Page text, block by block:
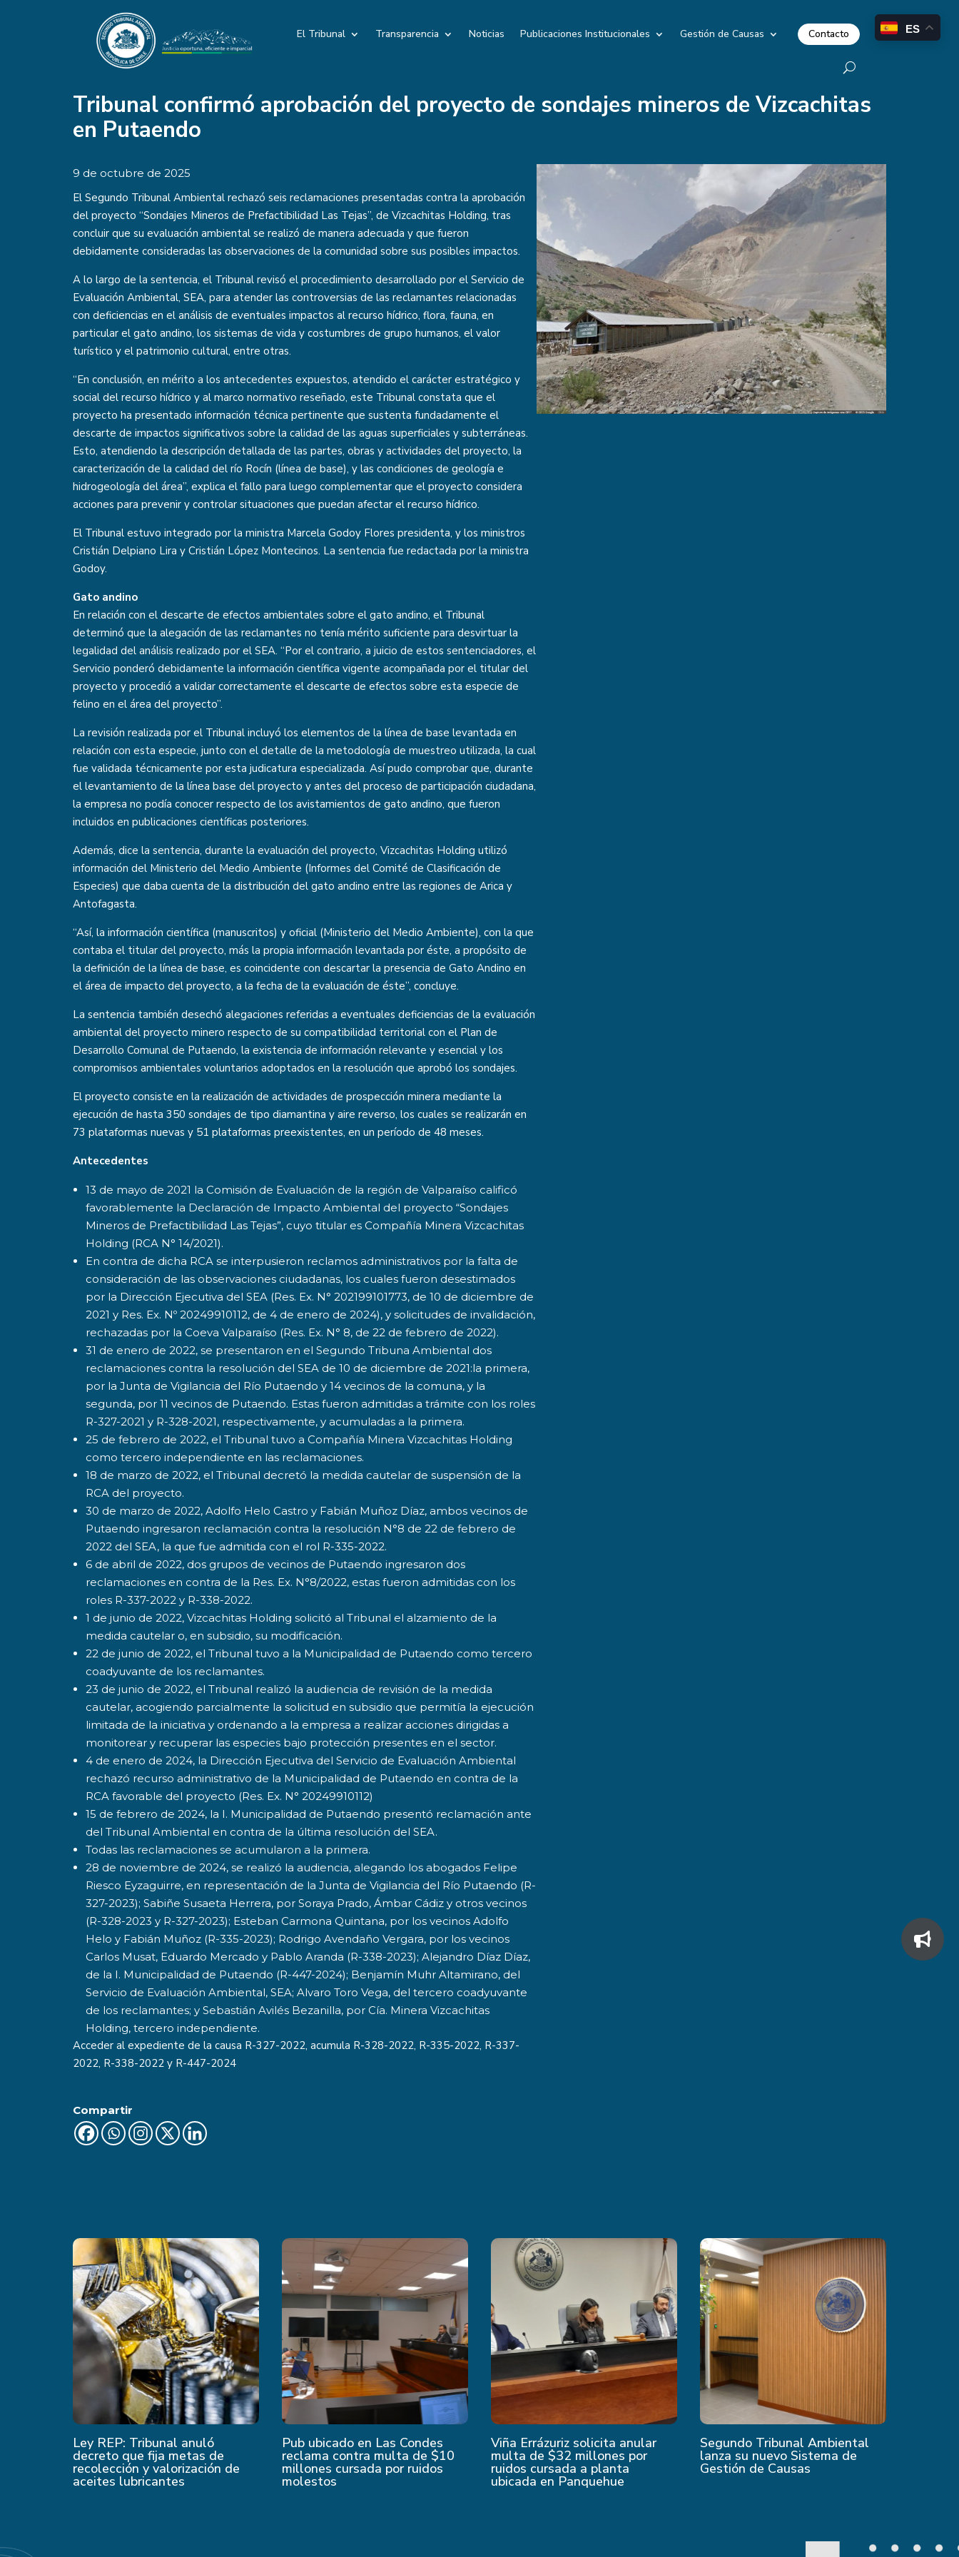
El Tribunal Transparencia Noticias Publicaciones Institucionales Gestión de Causas Contacto
Tribunal confirmó aprobación del proyecto de sondajes mineros de Vizcachitas
en Putaendo
9 de octubre de 2025
El Segundo Tribunal Ambiental rechazó seis reclamaciones presentadas contra la aprobación
del proyecto “Sondajes Mineros de Prefactibilidad Las Tejas”, de Vizcachitas Holding, tras
concluir que su evaluación ambiental se realizó de manera adecuada y que fueron
debidamente consideradas las observaciones de la comunidad sobre sus posibles impactos.
A lo largo de la sentencia, el Tribunal revisó el procedimiento desarrollado por el Servicio de
Evaluación Ambiental, SEA, para atender las controversias de las reclamantes relacionadas
con deficiencias en el análisis de eventuales impactos al recurso hídrico, flora, fauna, en
particular el gato andino, los sistemas de vida y costumbres de grupo humanos, el valor
turístico y el patrimonio cultural, entre otras.
“En conclusión, en mérito a los antecedentes expuestos, atendido el carácter estratégico y
social del recurso hídrico y al marco normativo reseñado, este Tribunal constata que el
proyecto ha presentado información técnica pertinente que sustenta fundadamente el
descarte de impactos significativos sobre la calidad de las aguas superficiales y subterráneas.
Esto, atendiendo la descripción detallada de las partes, obras y actividades del proyecto, la
caracterización de la calidad del río Rocín (línea de base), y las condiciones de geología e
hidrogeología del área”, explica el fallo para luego complementar que el proyecto considera
acciones para prevenir y controlar situaciones que puedan afectar el recurso hídrico.
El Tribunal estuvo integrado por la ministra Marcela Godoy Flores presidenta, y los ministros
Cristián Delpiano Lira y Cristián López Montecinos. La sentencia fue redactada por la ministra
Godoy.
Gato andino
En relación con el descarte de efectos ambientales sobre el gato andino, el Tribunal
determinó que la alegación de las reclamantes no tenía mérito suficiente para desvirtuar la
legalidad del análisis realizado por el SEA. “Por el contrario, a juicio de estos sentenciadores, el
Servicio ponderó debidamente la información científica vigente acompañada por el titular del
proyecto y procedió a validar correctamente el descarte de efectos sobre esta especie de
felino en el área del proyecto”.
La revisión realizada por el Tribunal incluyó los elementos de la línea de base levantada en
relación con esta especie, junto con el detalle de la metodología de muestreo utilizada, la cual
fue validada técnicamente por esta judicatura especializada. Así pudo comprobar que, durante
el levantamiento de la línea base del proyecto y antes del proceso de participación ciudadana,
la empresa no podía conocer respecto de los avistamientos de gato andino, que fueron
incluidos en publicaciones científicas posteriores.
Además, dice la sentencia, durante la evaluación del proyecto, Vizcachitas Holding utilizó
información del Ministerio del Medio Ambiente (Informes del Comité de Clasificación de
Especies) que daba cuenta de la distribución del gato andino entre las regiones de Arica y
Antofagasta.
“Así, la información científica (manuscritos) y oficial (Ministerio del Medio Ambiente), con la que
contaba el titular del proyecto, más la propia información levantada por éste, a propósito de
la definición de la línea de base, es coincidente con descartar la presencia de Gato Andino en
el área de impacto del proyecto, a la fecha de la evaluación de éste”, concluye.
La sentencia también desechó alegaciones referidas a eventuales deficiencias de la evaluación
ambiental del proyecto minero respecto de su compatibilidad territorial con el Plan de
Desarrollo Comunal de Putaendo, la existencia de información relevante y esencial y los
compromisos ambientales voluntarios adoptados en la resolución que aprobó los sondajes.
El proyecto consiste en la realización de actividades de prospección minera mediante la
ejecución de hasta 350 sondajes de tipo diamantina y aire reverso, los cuales se realizarán en
73 plataformas nuevas y 51 plataformas preexistentes, en un período de 48 meses.
Antecedentes
13 de mayo de 2021 la Comisión de Evaluación de la región de Valparaíso calificó
favorablemente la Declaración de Impacto Ambiental del proyecto “Sondajes
Mineros de Prefactibilidad Las Tejas”, cuyo titular es Compañía Minera Vizcachitas
Holding (RCA N° 14/2021).
En contra de dicha RCA se interpusieron reclamos administrativos por la falta de
consideración de las observaciones ciudadanas, los cuales fueron desestimados
por la Dirección Ejecutiva del SEA (Res. Ex. N° 202199101773, de 10 de diciembre de
2021 y Res. Ex. Nº 20249910112, de 4 de enero de 2024), y solicitudes de invalidación,
rechazadas por la Coeva Valparaíso (Res. Ex. N° 8, de 22 de febrero de 2022).
31 de enero de 2022, se presentaron en el Segundo Tribuna Ambiental dos
reclamaciones contra la resolución del SEA de 10 de diciembre de 2021:la primera,
por la Junta de Vigilancia del Río Putaendo y 14 vecinos de la comuna, y la
segunda, por 11 vecinos de Putaendo. Estas fueron admitidas a trámite con los roles
R-327-2021 y R-328-2021, respectivamente, y acumuladas a la primera.
25 de febrero de 2022, el Tribunal tuvo a Compañía Minera Vizcachitas Holding
como tercero independiente en las reclamaciones.
18 de marzo de 2022, el Tribunal decretó la medida cautelar de suspensión de la
RCA del proyecto.
30 de marzo de 2022, Adolfo Helo Castro y Fabián Muñoz Díaz, ambos vecinos de
Putaendo ingresaron reclamación contra la resolución N°8 de 22 de febrero de
2022 del SEA, la que fue admitida con el rol R-335-2022.
6 de abril de 2022, dos grupos de vecinos de Putaendo ingresaron dos
reclamaciones en contra de la Res. Ex. N°8/2022, estas fueron admitidas con los
roles R-337-2022 y R-338-2022.
1 de junio de 2022, Vizcachitas Holding solicitó al Tribunal el alzamiento de la
medida cautelar o, en subsidio, su modificación.
22 de junio de 2022, el Tribunal tuvo a la Municipalidad de Putaendo como tercero
coadyuvante de los reclamantes.
23 de junio de 2022, el Tribunal realizó la audiencia de revisión de la medida
cautelar, acogiendo parcialmente la solicitud en subsidio que permitía la ejecución
limitada de la iniciativa y ordenando a la empresa a realizar acciones dirigidas a
monitorear y recuperar las especies bajo protección presentes en el sector.
4 de enero de 2024, la Dirección Ejecutiva del Servicio de Evaluación Ambiental
rechazó recurso administrativo de la Municipalidad de Putaendo en contra de la
RCA favorable del proyecto (Res. Ex. N° 20249910112)
15 de febrero de 2024, la I. Municipalidad de Putaendo presentó reclamación ante
del Tribunal Ambiental en contra de la última resolución del SEA.
Todas las reclamaciones se acumularon a la primera.
28 de noviembre de 2024, se realizó la audiencia, alegando los abogados Felipe
Riesco Eyzaguirre, en representación de la Junta de Vigilancia del Río Putaendo (R-
327-2023); Sabiñe Susaeta Herrera, por Soraya Prado, Ámbar Cádiz y otros vecinos
(R-328-2023 y R-327-2023); Esteban Carmona Quintana, por los vecinos Adolfo
Helo y Fabián Muñoz (R-335-2023); Rodrigo Avendaño Vergara, por los vecinos
Carlos Musat, Eduardo Mercado y Pablo Aranda (R-338-2023); Alejandro Díaz Díaz,
de la I. Municipalidad de Putaendo (R-447-2024); Benjamín Muhr Altamirano, del
Servicio de Evaluación Ambiental, SEA; Alvaro Toro Vega, del tercero coadyuvante
de los reclamantes; y Sebastián Avilés Bezanilla, por Cía. Minera Vizcachitas
Holding, tercero independiente.
Acceder al expediente de la causa R-327-2022, acumula R-328-2022, R-335-2022, R-337-
2022, R-338-2022 y R-447-2024
Compartir
Ley REP: Tribunal anuló
decreto que fija metas de
recolección y valorización de
aceites lubricantes
Pub ubicado en Las Condes
reclama contra multa de $10
millones cursada por ruidos
molestos
Viña Errázuriz solicita anular
multa de $32 millones por
ruidos cursada a planta
ubicada en Panquehue
Segundo Tribunal Ambiental
lanza su nuevo Sistema de
Gestión de Causas
ES